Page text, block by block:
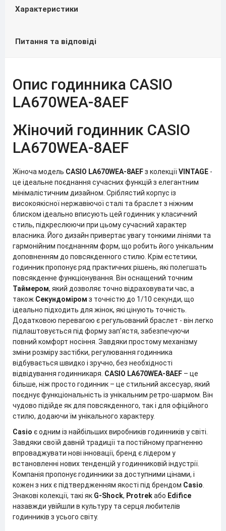
Характеристики
Питання та відповіді
Опис годинника CASIO
LA670WEA-8AEF
Жіночий годинник CASIO
LA670WEA-8AEF
Жіноча модель CASIO LA670WEA-8AEFз колекціїVINTAGE -
це ідеальне поєднання сучасних функцій з елегантним
мінімалістичним дизайном. Сріблястий корпус із
високоякісної нержавіючої сталі та браслет з ніжним
блиском ідеально вписують цей годинник у класичний
стиль, підкреслюючи при цьому сучасний характер
власника. Його дизайн привертає увагу тонкими лініями та
гармонійним поєднанням форм, що робить його унікальним
доповненням до повсякденного стилю. Крім естетики,
годинник пропонує ряд практичних рішень, які полегшать
повсякденне функціонування. Він оснащений точним
Таймером, який дозволяє точно відраховувати час, а
також Секундоміром з точністю до 1/10 секунди, що
ідеально підходить для жінок, які цінують точність.
Додатковою перевагою є регульований браслет - він легко
підлаштовується під форму зап'ястя, забезпечуючи
повний комфорт носіння. Завдяки простому механізму
зміни розміру застібки, регулювання годинника
відбувається швидко і зручно, без необхідності
відвідування годинникаря. CASIO LA670WEA-8AEF – це
більше, ніж просто годинник – це стильний аксесуар, який
поєднує функціональність із унікальним ретро-шармом. Він
чудово підійде як для повсякденного, так і для офіційного
стилю, додаючи їм унікального характеру.
Casio є одним із найбільших виробників годинників у світі.
Завдяки своїй давній традиції та постійному прагненню
впроваджувати нові інновації, бренд є лідером у
встановленні нових тенденцій у годинниковій індустрії.
Компанія пропонує годинники за доступними цінами, і
кожен з них є підтвердженням якості під брендом Casio
Знакові колекції, такі як G-Shock, Protrekабо Edifice
назавжди увійшли в культуру та серця любителів
годинників з усього світу.